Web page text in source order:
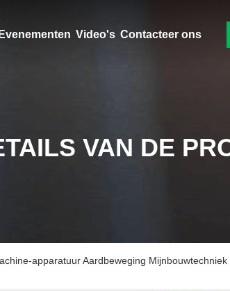
Evenementen Video's Contacteer ons
VAN DE
apparatuur Aardbeweging